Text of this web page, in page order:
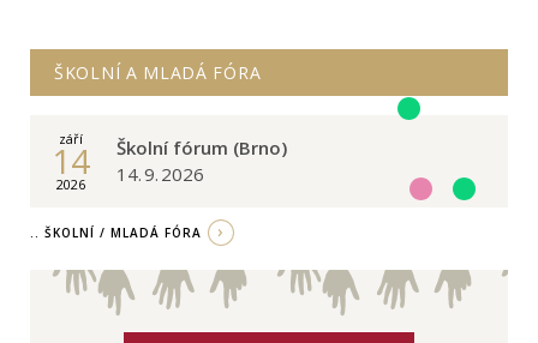
ŠKOLNÍ A MLADÁ FÓRA
září
14
2026
Školní fórum (Brno)
14. 9. 2026
.. ŠKOLNÍ / MLADÁ FÓRA